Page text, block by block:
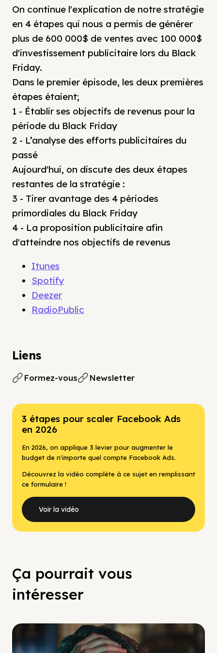
On continue l'explication de notre stratégie
en 4 étapes qui nous a permis de générer
plus de 600 000$ de ventes avec 100 000$
d'investissement publicitaire lors du Black
Friday.
Dans le premier épisode, les deux premières
étapes étaient;
1 - Établir ses objectifs de revenus pour la
période du Black Friday
2 - L’analyse des efforts publicitaires du
passé
Aujourd'hui, on discute des deux étapes
restantes de la stratégie :
3 - Tirer avantage des 4 périodes
primordiales du Black Friday
4 - La proposition publicitaire afin
d'atteindre nos objectifs de revenus
Itunes
Spotify
Deezer
RadioPublic
Liens
Formez-vous Newsletter
3 étapes pour scaler Facebook Ads
en 2026
En 2026, on applique 3 levier pour augmenter le
budget de n'importe quel compte Facebook Ads.
Découvrez la vidéo complète à ce sujet en remplissant
ce formulaire !
Voir la vidéo
Ça pourrait vous
intéresser
Social Scaling